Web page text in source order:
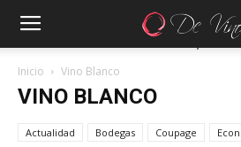
Inicio Vino Blanco
VINO BLANCO
Actualidad Bodegas Coupage